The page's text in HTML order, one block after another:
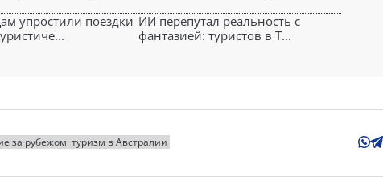
упростили поездки ИИ перепутал реальность с
фантазией: туристов в Т...
за рубежом туризм в Австралии